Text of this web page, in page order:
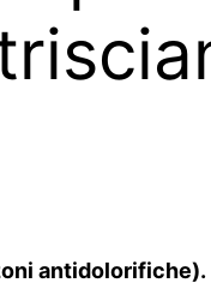
antidolorifiche).